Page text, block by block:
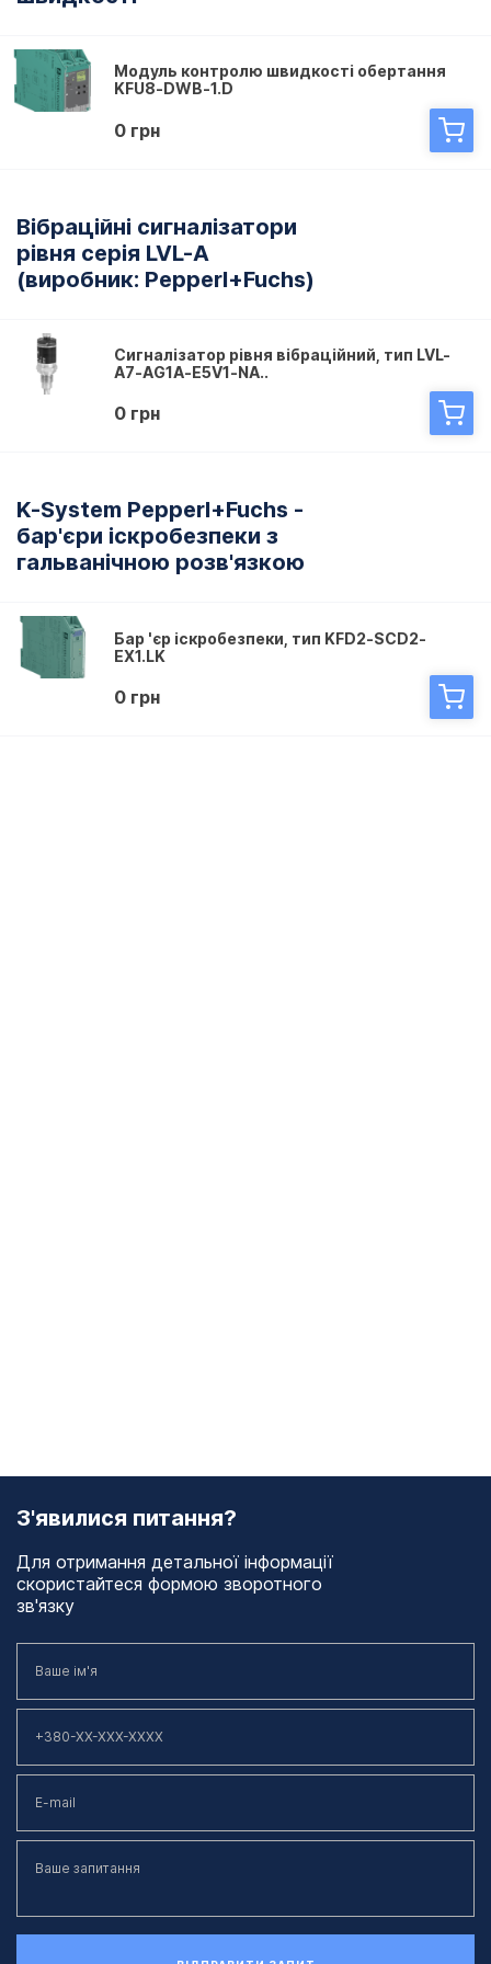
Модуль контролю швидкості обертання
KFU8-DWB-1.D
0 грн
Вібраційні сигналізатори
рівня серія LVL-A
(виробник: Pepperl+Fuchs)
Сигналізатор рівня вібраційний, тип LVL-
A7-AG1A-E5V1-NA..
0 грн
K-System Pepperl+Fuchs -
бар'єри іскробезпеки з
гальванічною розв'язкою
Бар 'єр іскробезпеки, тип KFD2-SCD2-
EX1.LK
0 грн
З'явилися питання?
Для отримання детальної інформації
скористайтеся формою зворотного
зв'язку